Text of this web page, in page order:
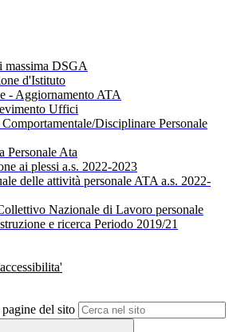
massima DSGA
d'Istituto
- Aggiornamento ATA
Uffici
Disciplinare Personale
Personale Ata
ai plessi a.s. 2022-2023
delle attività personale ATA a.s. 2022-
Nazionale di Lavoro personale
e ricerca Periodo 2019/21
del sito